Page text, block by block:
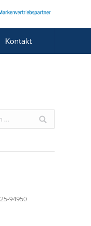
Kontakt
94950